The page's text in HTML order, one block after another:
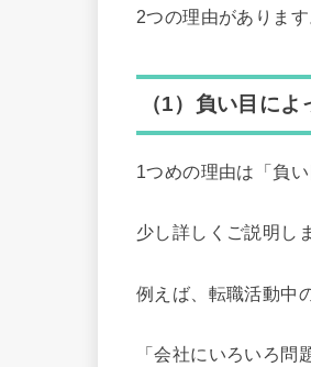
2つの理由があります
（1）負い目に
1つめの理由は「負
少し詳しくご説明し
例えば、転職活動中
「会社にいろいろ